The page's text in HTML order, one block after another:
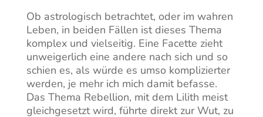
Ob astrologisch betrachtet, oder im wahren
Leben, in beiden Fällen ist dieses Thema
komplex und vielseitig. Eine Facette zieht
unweigerlich eine andere nach sich und so
schien es, als würde es umso komplizierter
werden, je mehr ich mich damit befasse.
Das Thema Rebellion, mit dem Lilith meist
gleichgesetzt wird, führte direkt zur Wut, zu